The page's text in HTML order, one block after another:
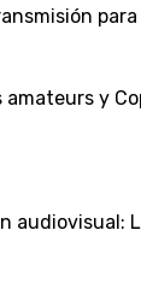
y
audiovisual: